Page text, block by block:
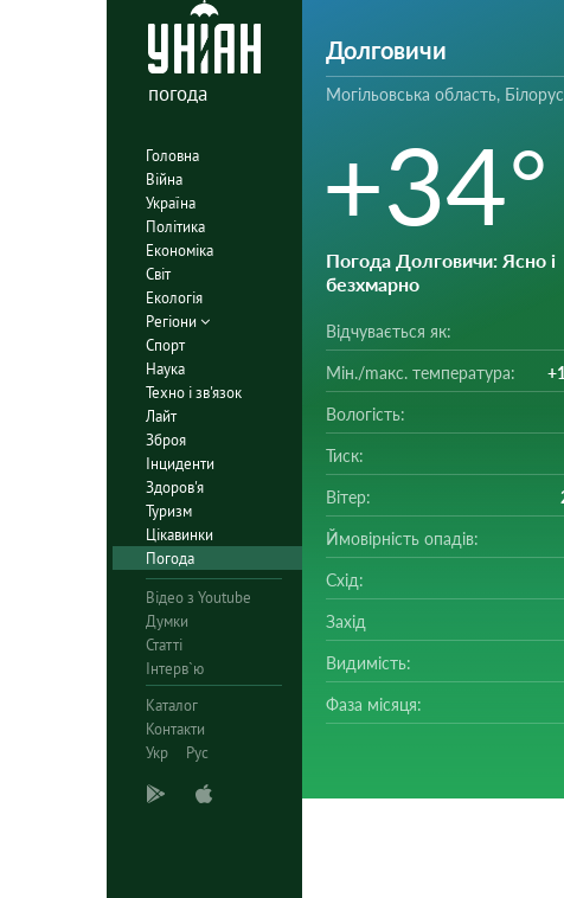
погода
Головна
Війна
Україна
Політика
Економіка
Світ
Екологія
Регіони
Спорт
Наука
Техно і зв'язок
Лайт
Зброя
Інциденти
Здоров'я
Туризм
Цікавинки
Погода
Відео з Youtube
Думки
Статті
Інтерв`ю
Каталог
Контакти
Укр
Рус
Долговичи
Могільовська область,
+34°
Погода Долговичи: Ясно і
безхмарно
Відчувається як:
Мін./mакс. температура:
Вологість:
Тиск:
Вітер:
Ймовірність опадів:
Схід:
Захід
Видимість:
Фаза місяця: